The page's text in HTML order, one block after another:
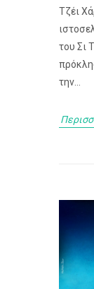
Τζέι
του Σι
την...